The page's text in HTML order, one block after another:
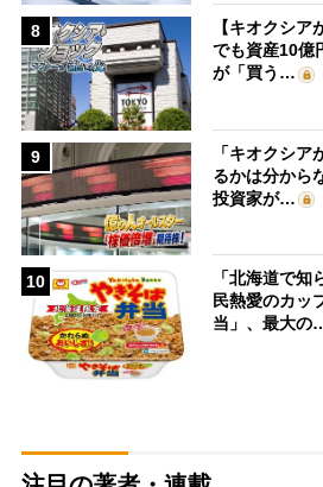
8
【キオクシ
でも資産10億
が「買う…
9
「キオクシ
るかは分から
投資家が…
10
「北海道で
民熱愛のカッ
当」、最大の